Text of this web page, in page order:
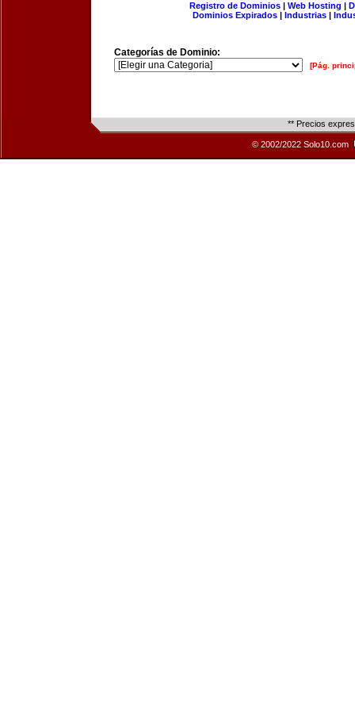
Registro de Dominios| Web Hosting |
Dominios Expirados | Industrias |
Categorías de Dominio:
[Pág.
** Precios
© 2002/2022 Solo10.com